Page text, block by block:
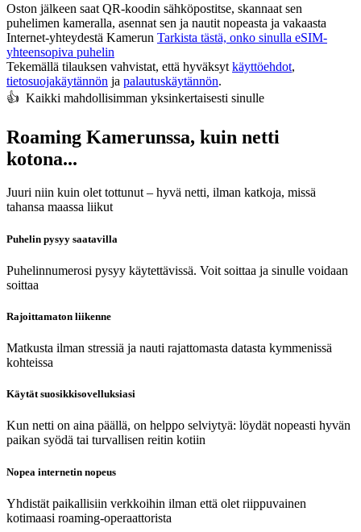
Oston jälkeen saat QR-koodin sähköpostitse, skannaat sen
puhelimen kameralla, asennat sen ja nautit nopeasta ja vakaasta
Internet-yhteydestä Kamerun Tarkista tästä, onko sinulla eSIM-
yhteensopiva puhelin
Tekemällä tilauksen vahvistat, että hyväksyt käyttöehdot,
tietosuojakäytännön ja palautuskäytännön.
👍️ Kaikki mahdollisimman yksinkertaisesti sinulle
Roaming Kamerunssa, kuin netti
kotona...
Juuri niin kuin olet tottunut – hyvä netti, ilman katkoja, missä
tahansa maassa liikut
Puhelin pysyy saatavilla
Puhelinnumerosi pysyy käytettävissä. Voit soittaa ja sinulle voidaan
soittaa
Rajoittamaton liikenne
Matkusta ilman stressiä ja nauti rajattomasta datasta kymmenissä
kohteissa
Käytät suosikkisovelluksiasi
Kun netti on aina päällä, on helppo selviytyä: löydät nopeasti hyvän
paikan syödä tai turvallisen reitin kotiin
Nopea internetin nopeus
Yhdistät paikallisiin verkkoihin ilman että olet riippuvainen
kotimaasi roaming-operaattorista